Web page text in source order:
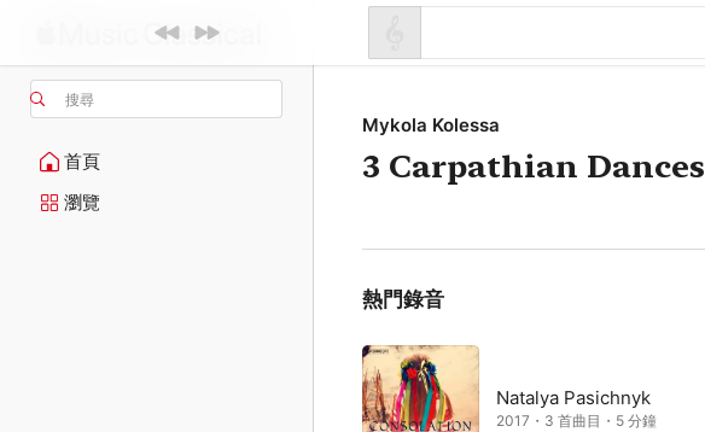
搜尋
首頁
瀏覽
Mykola Kolessa
3 Carpathian Dances
熱門錄音
Natalya Pasichnyk
2017・3 首曲目・5 分鐘